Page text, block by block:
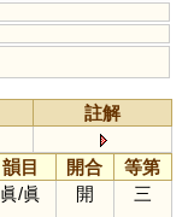
註解
韻目 開合
等第
眞/眞 開 三